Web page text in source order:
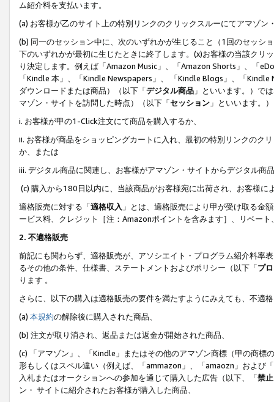
ム紹介料を支払います。
(a) お客様が乙のサイト上の特別リンクのクリックスルーにてアマゾン
(b) 同一のセッション中に、次のいずれかが生じること（1回のセッシ
下のいずれかが最初に生じたときに終了します。(x)お客様の当該ク
り決定します。例えば「Amazon Music」、「Amazon Shorts」、「
「Kindle 本」、「Kindle Newspapers」、 「Kindle Blogs」、「
ダウンロードまたは商品）（以下「デジタル商品 」といいます。）で
マゾン・サイトを訪問した時点）（以下「セッション 」といいます。
i. お客様が甲の1-Click注文にて商品を購入するか、
ii. お客様が商品をショッピングカートに入れ、最初の特別リンクのク
か、または
iii. デジタル商品に関連し、お客様がアマゾン・サイトからデジタル
(c) 購入から180日以内に、当該商品がお客様宛に出荷され、お客様
適格販売に対する「適格収入 」とは、適格販売により甲が受け取る金
ービス料、クレジット［注：Amazonポイントを含みます］、リベー
2. 不適格販売
前記にも関わらず、適格販売が、アソシエイト・プログラム紹介料率
るその他の条件、仕様書、ステートメントおよびポリシー（以下「プ
ります 。
さらに、以下の購入は適格販売の要件を満たすようにみえても、不適
(a) 本規約の解除後に購入された商品、
(b) 注文が取り消され、返品または返金が開始された商品、
(c) 「アマゾン」、「Kindle」またはその他のアマゾン商標（甲の商
形もしくはスペル違い（例えば、「ammazon」、「amaozn」および
入札またはオークションへの参加を通じて購入した広告（以下、「禁
ン・ サイトに紹介されたお客様が購入した商品、